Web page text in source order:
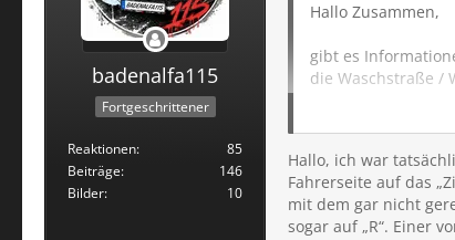
badenalfa115
Fortgeschrittener
Reaktionen
85
Beiträge
146
Bilder
10
Hallo Zusammen,
gibt es
die Waschstraße /
Es ergeben sich
1.
2.
3.
Hallo, ich war
Fahrerseite auf das
mit dem gar nicht
sogar auf „R“. Einer